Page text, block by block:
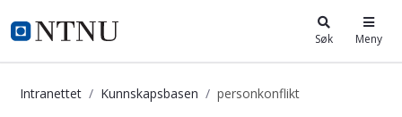
i.ntnu.no Søk Meny
Intranettet Kunnskapsbasen personkonflikt